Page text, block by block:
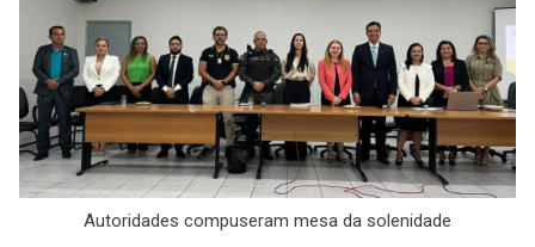
Autoridades compuseram mesa da solenidade